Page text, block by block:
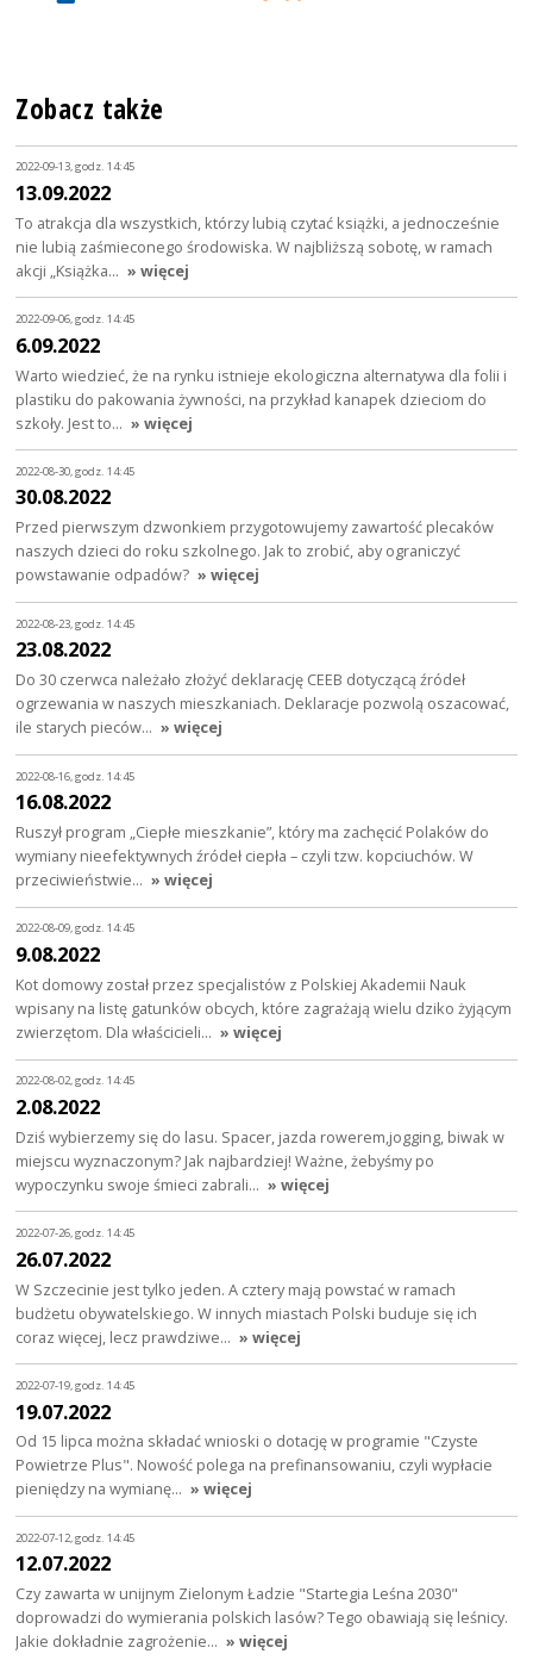
Zobacz także
2022-09-13, godz. 14:45
13.09.2022
To atrakcja dla wszystkich, którzy lubią czytać książki, a jednocześnie
nie lubią zaśmieconego środowiska. W najbliższą sobotę, w ramach
akcji „Książka… » więcej
2022-09-06, godz. 14:45
6.09.2022
Warto wiedzieć, że na rynku istnieje ekologiczna alternatywa dla folii i
plastiku do pakowania żywności, na przykład kanapek dzieciom do
szkoły. Jest to… » więcej
2022-08-30, godz. 14:45
30.08.2022
Przed pierwszym dzwonkiem przygotowujemy zawartość plecaków
naszych dzieci do roku szkolnego. Jak to zrobić, aby ograniczyć
powstawanie odpadów? » więcej
2022-08-23, godz. 14:45
23.08.2022
Do 30 czerwca należało złożyć deklarację CEEB dotyczącą źródeł
ogrzewania w naszych mieszkaniach. Deklaracje pozwolą oszacować,
ile starych pieców… » więcej
2022-08-16, godz. 14:45
16.08.2022
Ruszył program „Ciepłe mieszkanie”, który ma zachęcić Polaków do
wymiany nieefektywnych źródeł ciepła – czyli tzw. kopciuchów. W
przeciwieństwie… » więcej
2022-08-09, godz. 14:45
9.08.2022
Kot domowy został przez specjalistów z Polskiej Akademii Nauk
wpisany na listę gatunków obcych, które zagrażają wielu dziko żyjącym
zwierzętom. Dla właścicieli… » więcej
2022-08-02, godz. 14:45
2.08.2022
Dziś wybierzemy się do lasu. Spacer, jazda rowerem,jogging, biwak w
miejscu wyznaczonym? Jak najbardziej! Ważne, żebyśmy po
wypoczynku swoje śmieci zabrali… » więcej
2022-07-26, godz. 14:45
26.07.2022
W Szczecinie jest tylko jeden. A cztery mają powstać w ramach
budżetu obywatelskiego. W innych miastach Polski buduje się ich
coraz więcej, lecz prawdziwe… » więcej
2022-07-19, godz. 14:45
19.07.2022
Od 15 lipca można składać wnioski o dotację w programie "Czyste
Powietrze Plus". Nowość polega na prefinansowaniu, czyli wypłacie
pieniędzy na wymianę… » więcej
2022-07-12, godz. 14:45
12.07.2022
Czy zawarta w unijnym Zielonym Ładzie "Startegia Leśna 2030"
doprowadzi do wymierania polskich lasów? Tego obawiają się leśnicy.
Jakie dokładnie zagrożenie… » więcej